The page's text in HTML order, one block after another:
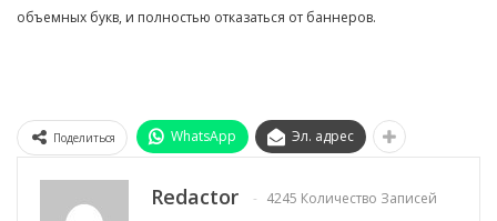
объемных букв, и полностью отказаться от баннеров.
Поделиться WhatsApp Эл. адрес
Redactor
4245 Количество Записей